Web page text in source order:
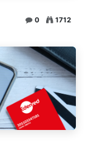
0 1712